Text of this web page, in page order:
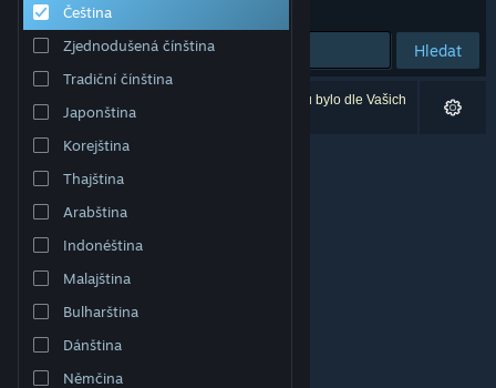
Podpora
Změnit jazyk
Mobilní aplikace služby Steam
Desktopová verze stránky
Čeština
Zjednodušená čínština
Tradiční čínština
Japonština
Korejština
Thajština
Arabština
Indonéština
Malajština
Bulharština
Dánština
Němčina
Seřadit podle
Hledat
Vašemu zadání odpovídá 0 výsledků. 3 produktů bylo dle Vašich
předvoleb vyloučeno z výsledků vyhledávání.